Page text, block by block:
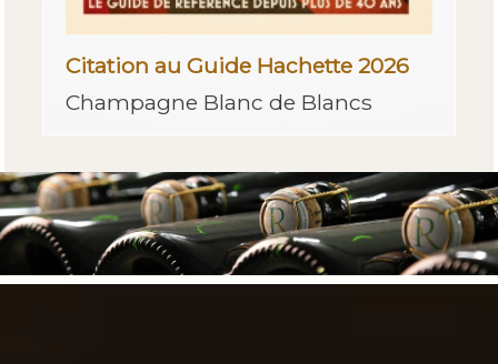
Citation au Guide Hachette 2026
Champagne Blanc de Blancs